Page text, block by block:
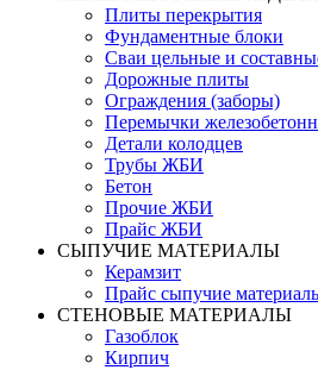
Плиты перекрытия
Фундаментные блоки
Сваи цельные и
Дорожные плиты
Ограждения (заборы)
Перемычки
Детали колодцев
Трубы ЖБИ
Бетон
Прочие ЖБИ
Прайс ЖБИ
СЫПУЧИЕ МАТЕРИАЛЫ
Керамзит
Прайс сыпучие
СТЕНОВЫЕ МАТЕРИАЛЫ
Газоблок
Кирпич